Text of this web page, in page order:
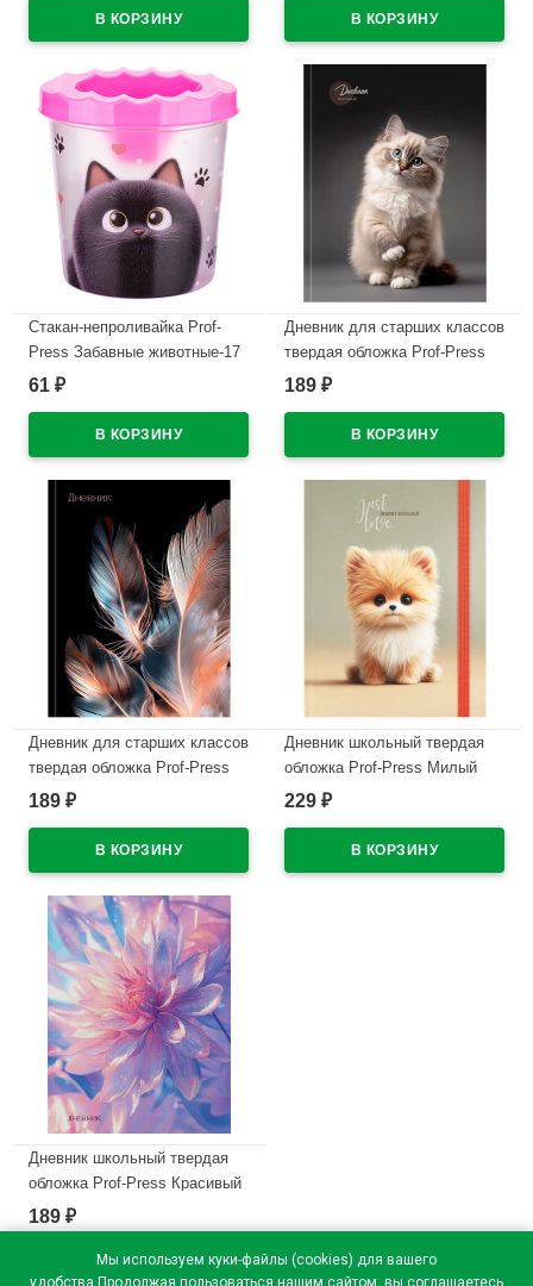
Мы используем куки-файлы (cookies) для вашего
удобства.Продолжая пользоваться нашим сайтом, вы соглашаетесь
Стакан-непроливайка Prof-
Press Забавные животные-17
арт.С-0930
61 ₽
Дневник для старших классов
твердая обложка Prof-Press
Милый котик-5 выборочный
189 ₽
Дневник для старших классов
твердая обложка Prof-Press
Красивые перья-1
189 ₽
Дневник школьный твердая
обложка Prof-Press Милый
песик-1 софт-тач с цветной
229 ₽
Дневник школьный твердая
обложка Prof-Press Красивый
цветок-1 глянцевая
ламинация глиттер арт.Д40-
189 ₽